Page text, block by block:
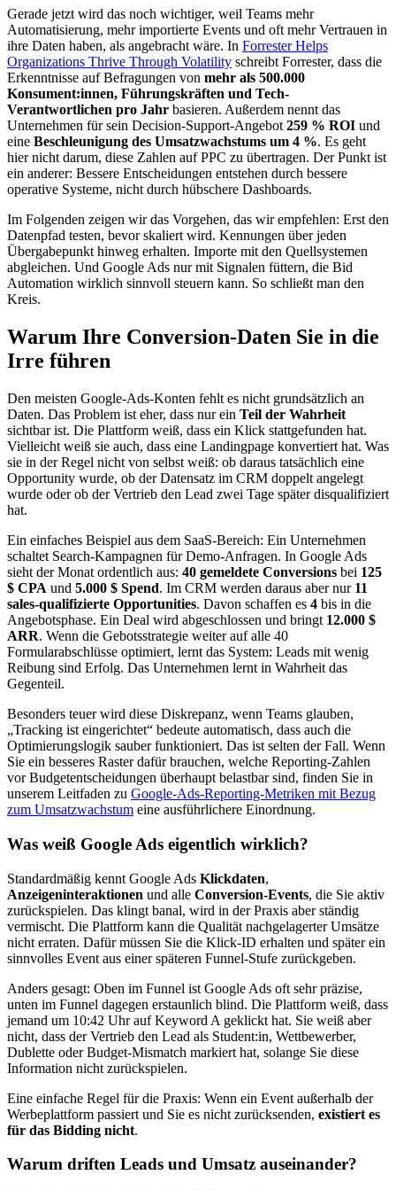
Gerade jetzt wird das noch wichtiger, weil Teams mehr
Automatisierung, mehr importierte Events und oft mehr Vertrauen in
ihre Daten haben, als angebracht wäre. In Forrester Helps
Organizations Thrive Through Volatility schreibt Forrester, dass die
Erkenntnisse auf Befragungen von mehr als 500.000
Konsument:innen, Führungskräften und Tech-
Verantwortlichen pro Jahr basieren. Außerdem nennt das
Unternehmen für sein Decision-Support-Angebot259 % ROI und
eine Beschleunigung des Umsatzwachstums um 4 %. Es geht
hier nicht darum, diese Zahlen auf PPC zu übertragen. Der Punkt ist
ein anderer: Bessere Entscheidungen entstehen durch bessere
operative Systeme, nicht durch hübschere Dashboards.
Im Folgenden zeigen wir das Vorgehen, das wir empfehlen: Erst den
Datenpfad testen, bevor skaliert wird. Kennungen über jeden
Übergabepunkt hinweg erhalten. Importe mit den Quellsystemen
abgleichen. Und Google Ads nur mit Signalen füttern, die Bid
Automation wirklich sinnvoll steuern kann. So schließt man den
Kreis.
Warum Ihre Conversion-Daten Sie in die
Irre führen
Den meisten Google-Ads-Konten fehlt es nicht grundsätzlich an
Daten. Das Problem ist eher, dass nur ein Teil der Wahrheit
sichtbar ist. Die Plattform weiß, dass ein Klick stattgefunden hat.
Vielleicht weiß sie auch, dass eine Landingpage konvertiert hat. Was
sie in der Regel nicht von selbst weiß: ob daraus tatsächlich eine
Opportunity wurde, ob der Datensatz im CRM doppelt angelegt
wurde oder ob der Vertrieb den Lead zwei Tage später disqualifiziert
hat.
Ein einfaches Beispiel aus dem SaaS-Bereich: Ein Unternehmen
schaltet Search-Kampagnen für Demo-Anfragen. In Google Ads
sieht der Monat ordentlich aus: 40 gemeldete Conversions bei 125
$ CPA und 5.000 $ Spend. Im CRM werden daraus aber nur 11
sales-qualifizierte Opportunities. Davon schaffen es 4 bis in die
Angebotsphase. Ein Deal wird abgeschlossen und bringt 12.000 $
ARR. Wenn die Gebotsstrategie weiter auf alle 40
Formularabschlüsse optimiert, lernt das System: Leads mit wenig
Reibung sind Erfolg. Das Unternehmen lernt in Wahrheit das
Gegenteil.
Besonders teuer wird diese Diskrepanz, wenn Teams glauben,
„Tracking ist eingerichtet“ bedeute automatisch, dass auch die
Optimierungslogik sauber funktioniert. Das ist selten der Fall. Wenn
Sie ein besseres Raster dafür brauchen, welche Reporting-Zahlen
vor Budgetentscheidungen überhaupt belastbar sind, finden Sie in
unserem Leitfaden zu Google-Ads-Reporting-Metriken mit Bezug
zum Umsatzwachstum eine ausführlichere Einordnung.
Was weiß Google Ads eigentlich wirklich?
Standardmäßig kennt Google Ads Klickdaten,
Anzeigeninteraktionen und alle Conversion-Events, die Sie aktiv
zurückspielen. Das klingt banal, wird in der Praxis aber ständig
vermischt. Die Plattform kann die Qualität nachgelagerter Umsätze
nicht erraten. Dafür müssen Sie die Klick-ID erhalten und später ein
sinnvolles Event aus einer späteren Funnel-Stufe zurückgeben.
Anders gesagt: Oben im Funnel ist Google Ads oft sehr präzise,
unten im Funnel dagegen erstaunlich blind. Die Plattform weiß, dass
jemand um 10:42 Uhr auf Keyword A geklickt hat. Sie weiß aber
nicht, dass der Vertrieb den Lead als Student:in, Wettbewerber,
Dublette oder Budget-Mismatch markiert hat, solange Sie diese
Information nicht zurückspielen.
Eine einfache Regel für die Praxis: Wenn ein Event außerhalb der
Werbeplattform passiert und Sie es nicht zurücksenden, existiert es
für das Bidding nicht.
Warum driften Leads und Umsatz auseinander?